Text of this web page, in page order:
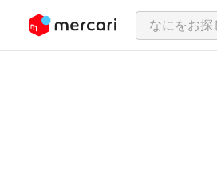
ツにスキップ